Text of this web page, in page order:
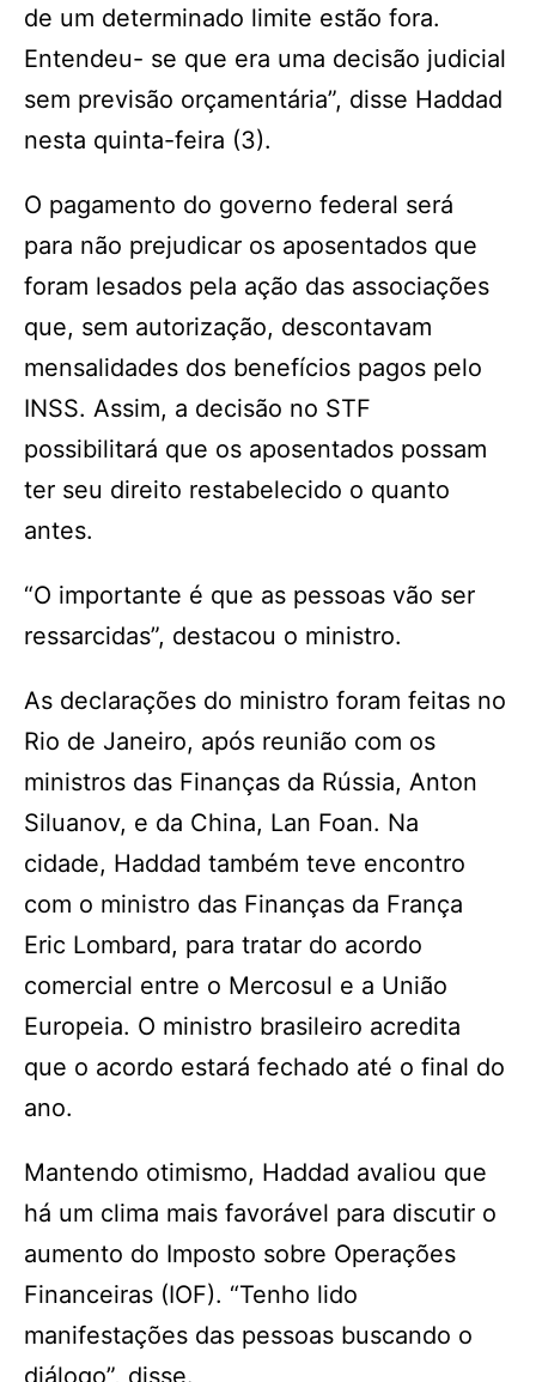
de um determinado limite estão fora.
Entendeu- se que era uma decisão judicial
sem previsão orçamentária”, disse Haddad
nesta quinta-feira (3).
O pagamento do governo federal será
para não prejudicar os aposentados que
foram lesados pela ação das associações
que, sem autorização, descontavam
mensalidades dos benefícios pagos pelo
INSS. Assim, a decisão no STF
possibilitará que os aposentados possam
ter seu direito restabelecido o quanto
antes.
“O importante é que as pessoas vão ser
ressarcidas”, destacou o ministro.
As declarações do ministro foram feitas no
Rio de Janeiro, após reunião com os
ministros das Finanças da Rússia, Anton
Siluanov, e da China, Lan Foan. Na
cidade, Haddad também teve encontro
com o ministro das Finanças da França
Eric Lombard, para tratar do acordo
comercial entre o Mercosul e a União
Europeia. O ministro brasileiro acredita
que o acordo estará fechado até o final do
ano.
Mantendo otimismo, Haddad avaliou que
há um clima mais favorável para discutir o
aumento do Imposto sobre Operações
Financeiras (IOF). “Tenho lido
manifestações das pessoas buscando o
diálogo”, disse.